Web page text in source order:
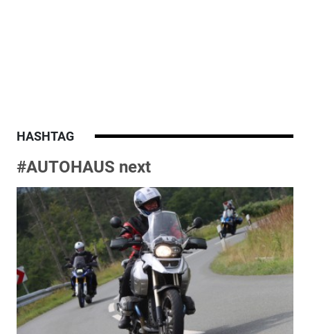
HASHTAG
#AUTOHAUS next